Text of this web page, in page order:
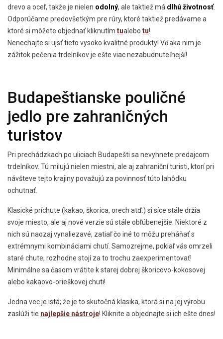
drevo a oceľ, takže je nielen odolný, ale taktiež má dlhú životnosť.
Odporúčame predovšetkým pre rúry, ktoré taktiež predávame a
ktoré si môžete objednať kliknutím tualebo tu!
Nenechajte si ujsť tieto vysoko kvalitné produkty! Vďaka nim je
zážitok pečenia trdelníkov je ešte viac nezabudnuteľnejší!
Budapeštianske pouličné
jedlo pre zahraničných
turistov
Pri prechádzkach po uliciach Budapešti sa nevyhnete predajcom
trdelníkov. Tú milujú nielen miestni, ale aj zahraniční turisti, ktorí pri
návšteve tejto krajiny považujú za povinnosť túto lahôdku
ochutnať.
Klasické príchute (kakao, škorica, orech atď.) si síce stále držia
svoje miesto, ale aj nové verzie sú stále obľúbenejšie. Niektoré z
nich sú naozaj vynaliezavé, zatiaľ čo iné to môžu preháňať s
extrémnymi kombináciami chutí. Samozrejme, pokiaľ vás omrzeli
staré chute, rozhodne stojí za to trochu zaexperimentovať!
Minimálne sa časom vrátite k starej dobrej škoricovo-kokosovej
alebo kakaovo-orieškovej chuti!
Jedna vec je istá; že je to skutočná klasika, ktorá si na jej výrobu
zaslúži tie najlepšie nástroje! Kliknite a objednajte si ich ešte dnes!